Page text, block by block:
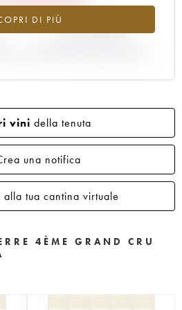
DI PIÙ+13.43%
vini della tenuta
una notifica
alla tua cantina virtuale
4ÈME GRAND CRU